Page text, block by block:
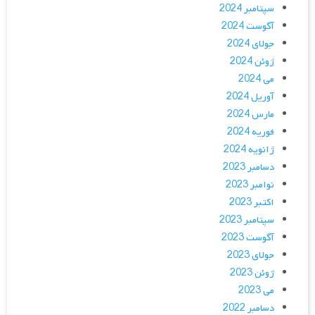
سپتامبر 2024
آگوست 2024
جولای 2024
ژوئن 2024
می 2024
آوریل 2024
مارس 2024
فوریه 2024
ژانویه 2024
دسامبر 2023
نوامبر 2023
اکتبر 2023
سپتامبر 2023
آگوست 2023
جولای 2023
ژوئن 2023
می 2023
دسامبر 2022